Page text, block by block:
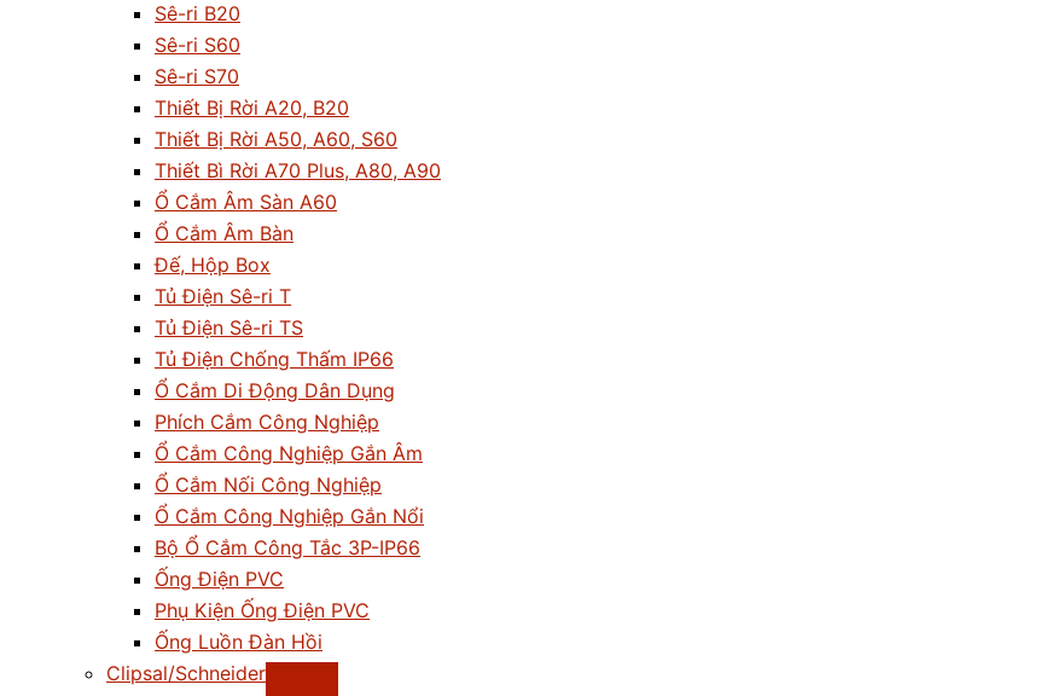
Sê-ri B20
Sê-ri S60
Sê-ri S70
Thiết Bị Rời A20, B20
Thiết Bị Rời A50, A60, S60
Thiết Bì Rời A70 Plus, A80, A90
Ổ Cắm Âm Sàn A60
Ổ Cắm Âm Bàn
Đế, Hộp Box
Tủ Điện Sê-ri T
Tủ Điện Sê-ri TS
Tủ Điện Chống Thấm IP66
Ổ Cắm Di Động Dân Dụng
Phích Cắm Công Nghiệp
Ổ Cắm Công Nghiệp Gắn Âm
Ổ Cắm Nối Công Nghiệp
Ổ Cắm Công Nghiệp Gắn Nổi
Bộ Ổ Cắm Công Tắc 3P-IP66
Ống Điện PVC
Phụ Kiện Ống Điện PVC
Ống Luồn Đàn Hồi
Clipsal/Schneider